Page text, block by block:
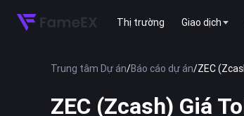
Thị trường Giao dịch
Trung tâm Dự án/Báo cáo dự án/ZEC
ZEC (Zcash) Giá